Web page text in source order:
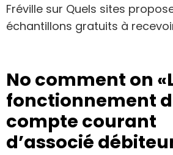
Fréville sur Quels sites
échantillons gratuits à
No comment on
fonctionnement
compte courant
d’associé